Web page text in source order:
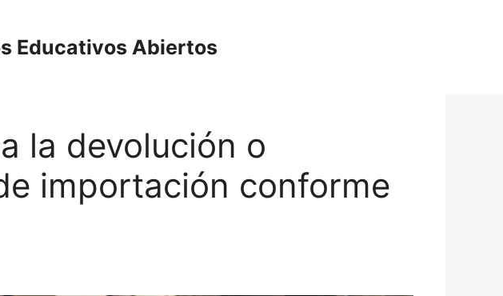
Educativos Abiertos
la devolución o
importación conforme